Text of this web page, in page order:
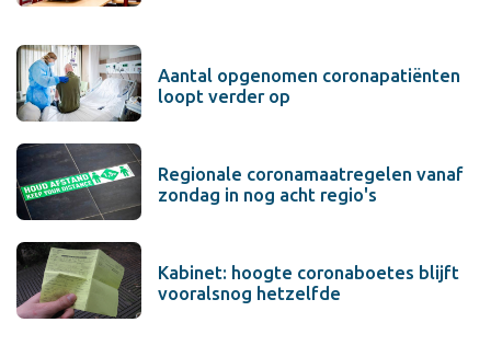
Aantal opgenomen coronapatiënten
loopt verder op
Regionale coronamaatregelen vanaf
zondag in nog acht regio's
Kabinet: hoogte coronaboetes blijft
vooralsnog hetzelfde